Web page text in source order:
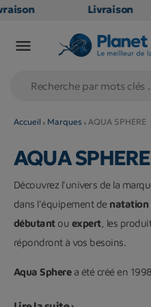
Livraison
en point
79€
(hors
long et
: non
éligibles)

Accueil Marques AQUA SPHERE
AQUA SPHERE
Découvrez l'univers de la
dans l'équipement de natation
débutantou expert, les
répondront à vos besoins.
Aqua Spherea été créé en